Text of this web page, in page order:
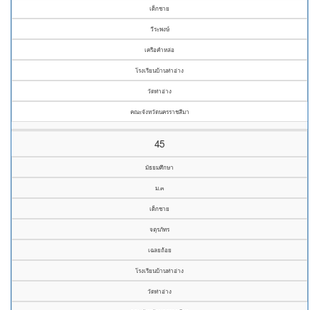
เด็กชาย
วีระพงษ์
เครือคำหล่อ
โรงเรียนบ้านท่าอ่าง
วัดท่าอ่าง
คณะจังหวัดนครราชสีมา
45
มัธยมศึกษา
ม.๓
เด็กชาย
จตุรภัทร
เฉลยถ้อย
โรงเรียนบ้านท่าอ่าง
วัดท่าอ่าง